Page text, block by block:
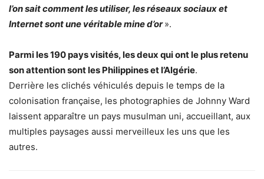
l’on sait comment les utiliser, les réseaux sociaux et
Internet sont une véritable mine d’or ».
Parmi les 190 pays visités, les deux qui ont le plus retenu
son attention sont les Philippines et l’Algérie.
Derrière les clichés véhiculés depuis le temps de la
colonisation française, les photographies de Johnny Ward
laissent apparaître un pays musulman uni, accueillant, aux
multiples paysages aussi merveilleux les uns que les
autres.